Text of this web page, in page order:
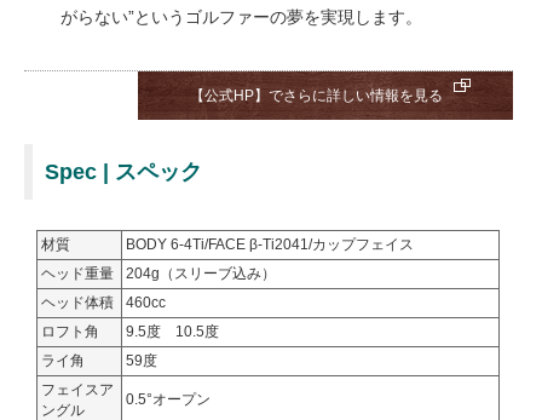
がらない”というゴルファーの夢を実現します。
【公式HP】でさらに詳しい情報を見る
Spec | スペック
材質
BODY 6-4Ti/FACE β-Ti2041/カップフェイス
ヘッド重量
204g（スリーブ込み）
ヘッド体積
460cc
ロフト角
9.5度 10.5度
ライ角
59度
フェイスア
ングル
0.5°オープン